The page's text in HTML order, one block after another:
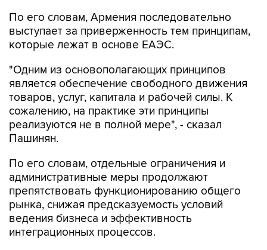
По его словам, Армения последовательно
выступает за приверженность тем принципам,
которые лежат в основе ЕАЭС.
"Одним из основополагающих принципов
является обеспечение свободного движения
товаров, услуг, капитала и рабочей силы. К
сожалению, на практике эти принципы
реализуются не в полной мере", - сказал
Пашинян.
По его словам, отдельные ограничения и
административные меры продолжают
препятствовать функционированию общего
рынка, снижая предсказуемость условий
ведения бизнеса и эффективность
интеграционных процессов.